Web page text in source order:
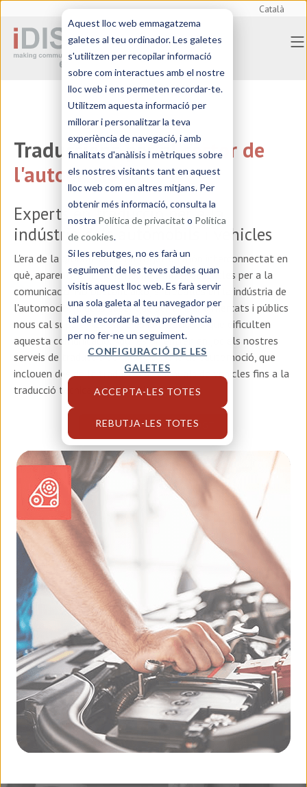
Aquest lloc web emmagatzema
galetes al teu ordinador. Les galetes
s'utilitzen per recopilar informació
sobre com interactues amb el nostre
lloc web i ens permeten recordar-te.
Utilitzem aquesta informació per
millorar i personalitzar la teva
experiència de navegació, i amb
finalitats d'anàlisis i mètriques sobre
els nostres visitants tant en aquest
lloc web com en altres mitjans. Per
obtenir més informació, consulta la
nostra Política de privacitat o Política
de cookies.
Si les rebutges, no es farà un
seguiment de les teves dades quan
visitis aquest lloc web. Es farà servir
una sola galeta al teu navegador per
tal de recordar la teva preferència
per no fer-ne un seguiment.
CONFIGURACIÓ DE LES
GALETES
ACCEPTA-LES TOTES
REBUTJA-LES TOTES
Català
Traduccions per alsector de
l'automoció
Experts en traducció per a la
indústria dels automòbils i vehicles
L'era de la globalització ha forjat un món interconnectat en
què, aparentment, no hi hauria d'haver obstacles per a la
comunicació. No obstant això, si treballes en la indústria de
l'automoció, ja deus saber que per arribar a mercats i públics
nous cal superar les barreres idiomàtiques que dificulten
aquesta comunicació. Aquí és on entren en joc els nostres
serveis de traducció per a la indústria de l'automoció, que
inclouen des de la traducció de manuals de vehicles fins a la
traducció tècnica d'automoció.
DEMANAR PRESSUPOST